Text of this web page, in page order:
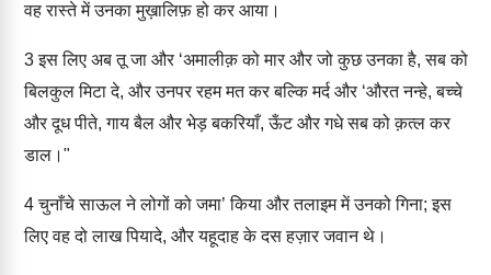
वह रास्ते में उनका मुख़ालिफ़ हो कर आया।
3इस लिए अब तू जा और ‘अमालीक़ को मार और जो कुछ उनका है, सब को
बिलकुल मिटा दे, और उनपर रहम मत कर बल्कि मर्द और ‘औरत नन्हे, बच्चे
और दूध पीते, गाय बैल और भेड़ बकरियाँ, ऊँट और गधे सब को क़त्ल कर
डाल।"
4चुनाँचे साऊल ने लोगों को जमा’ किया और तलाइम में उनको गिना; इस
लिए वह दो लाख पियादे, और यहूदाह के दस हज़ार जवान थे।